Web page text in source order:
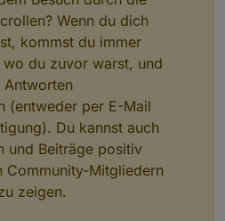
Wenn du dich
kommst du immer
du zuvor warst, und
Antworten
(entweder per E-Mail
Du kannst auch
und Beiträge positiv
Community-Mitgliedern
zeigen.